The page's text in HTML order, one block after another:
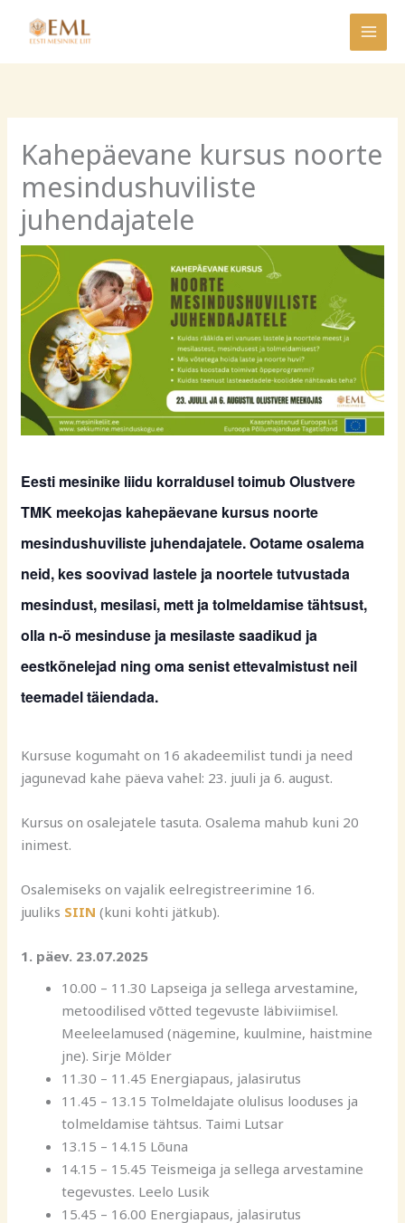
Kahepäevane kursus noorte
mesindushuviliste
juhendajatele
Eesti mesinike liidu korraldusel toimub Olustvere
TMK meekojas kahepäevane kursus noorte
mesindushuviliste juhendajatele. Ootame osalema
neid, kes soovivad lastele ja noortele tutvustada
mesindust, mesilasi, mett ja tolmeldamise tähtsust,
olla n-ö mesinduse ja mesilaste saadikud ja
eestkõnelejad ning oma senist ettevalmistust neil
teemadel täiendada.
Kursuse kogumaht on 16 akadeemilist tundi ja need
jagunevad kahe päeva vahel: 23. juuli ja 6. august.
Kursus on osalejatele tasuta. Osalema mahub kuni 20
inimest.
Osalemiseks on vajalik eelregistreerimine 16.
juuliks SIIN (kuni kohti jätkub).
1. päev. 23.07.2025
10.00 – 11.30 Lapseiga ja sellega arvestamine,
metoodilised võtted tegevuste läbiviimisel.
Meeleelamused (nägemine, kuulmine, haistmine
jne). Sirje Mölder
11.30 – 11.45 Energiapaus, jalasirutus
11.45 – 13.15 Tolmeldajate olulisus looduses ja
tolmeldamise tähtsus. Taimi Lutsar
13.15 – 14.15 Lõuna
14.15 – 15.45 Teismeiga ja sellega arvestamine
tegevustes. Leelo Lusik
15.45 – 16.00 Energiapaus, jalasirutus